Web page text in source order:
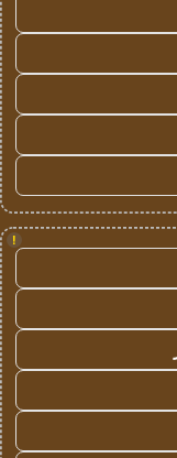
!